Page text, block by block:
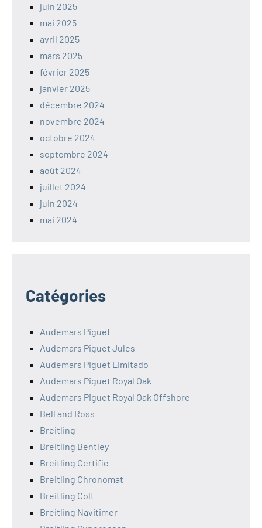
juin 2025
mai 2025
avril 2025
mars 2025
février 2025
janvier 2025
décembre 2024
novembre 2024
octobre 2024
septembre 2024
août 2024
juillet 2024
juin 2024
mai 2024
Catégories
Audemars Piguet
Audemars Piguet Jules
Audemars Piguet Limitado
Audemars Piguet Royal Oak
Audemars Piguet Royal Oak Offshore
Bell and Ross
Breitling
Breitling Bentley
Breitling Certifie
Breitling Chronomat
Breitling Colt
Breitling Navitimer